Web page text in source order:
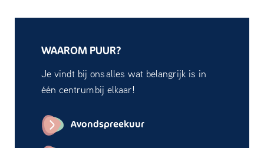
WAAROM PUUR?
Je vindt bij ons alles wat belangrijk is in
één centrum bij elkaar!
Avondspreekuur